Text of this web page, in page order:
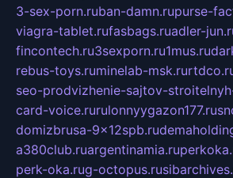
3-sex-porn.ruban-damn.rupurse-
viagra-tablet.rufasbags.ruadler-
fincontech.ru3sexporn.ru1mus.ru
rebus-toys.ruminelab-msk.ru
seo-prodvizhenie-sajtov-
card-voice.rurulonnyygazon177.ru
domizbrusa-9x12spb.ru
a380club.ruargentinamia.ru
perk-oka.rug-octopus.ru